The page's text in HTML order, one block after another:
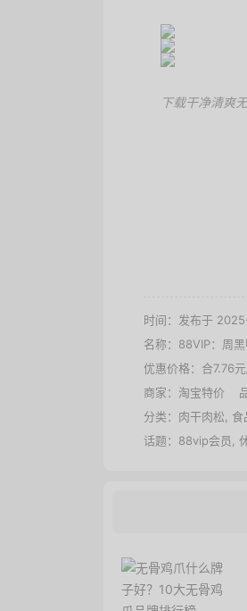
下载干净清爽
时间：发布于
名称： 88VIP：周
优惠价格： 合7.76
商家： 淘宝特价 品
分类： 肉干肉松 食
话题： 88vip会员